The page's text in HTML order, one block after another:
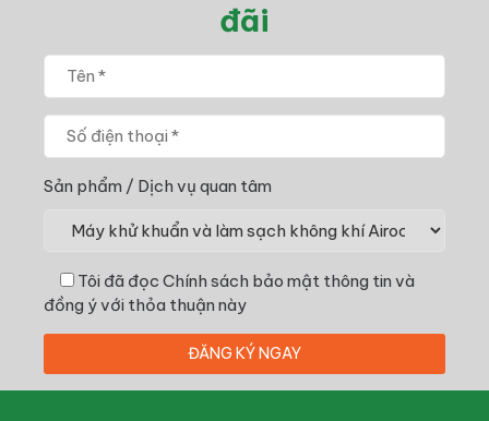
đãi
Sản phẩm / Dịch vụ quan tâm
Tôi đã đọc Chính sách bảo mật thông tin và
đồng ý với thỏa thuận này